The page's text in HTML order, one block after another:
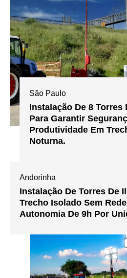
São Paulo
Instalação De 8 Torres
Para Garantir
Produtividade Em
Noturna.
Andorinha
Instalação De Torres De
Trecho Isolado Sem
Autonomia De 9h Por